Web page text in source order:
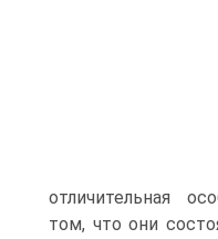
отличительная
том, что они